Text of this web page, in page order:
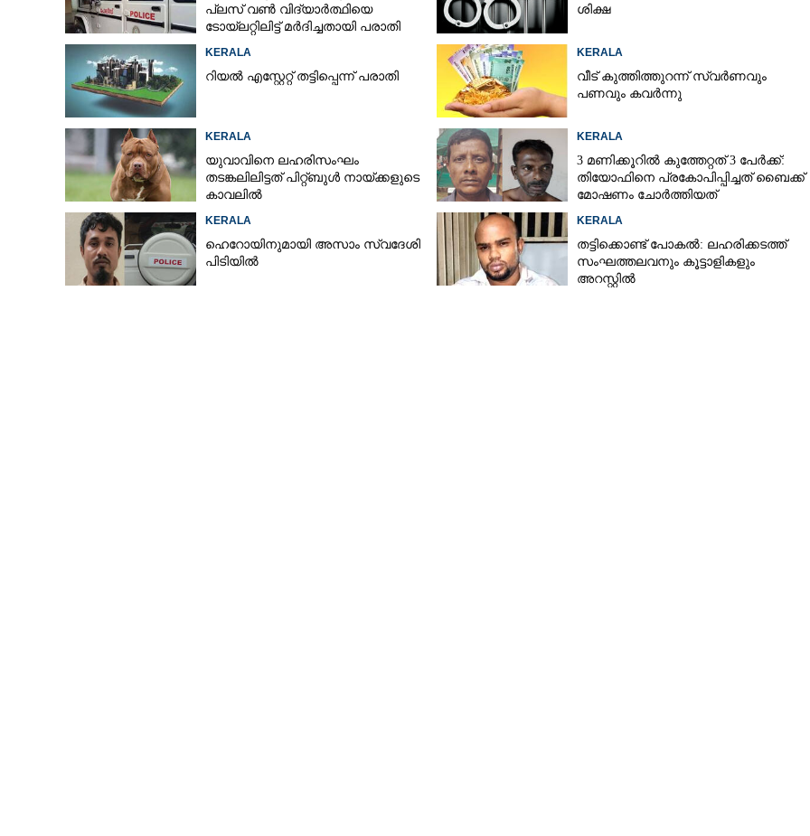
പ്ലസ് വൺ വിദ്യാർത്ഥിയെ
ടോയ്‌ലറ്റിലിട്ട് മർദിച്ചതായി പരാതി
ശിക്ഷ
KERALA
റിയൽ എസ്റ്റേറ്റ് തട്ടിപ്പെന്ന് പരാതി
KERALA
വീട് കുത്തിത്തുറന്ന് സ്വർണവും
പണവും കവർന്നു
KERALA
യുവാവിനെ ലഹരിസംഘം
തടങ്കലിലിട്ടത് പിറ്റ്ബുൾ നായ്‌ക്കളുടെ
കാവലിൽ
KERALA
3 മണിക്കൂറിൽ കുത്തേറ്റത് 3 പേർക്ക്:
തിയോഫിനെ പ്രകോപിപ്പിച്ചത് ബൈക്ക്
മോഷണം ചോർത്തിയത്
KERALA
ഹെറോയിനുമായി അസാം സ്വദേശി
പിടിയിൽ
KERALA
തട്ടിക്കൊണ്ട് പോകൽ: ലഹരിക്കടത്ത്
സംഘത്തലവനും കൂട്ടാളികളും
അറസ്റ്റിൽ
Share this link